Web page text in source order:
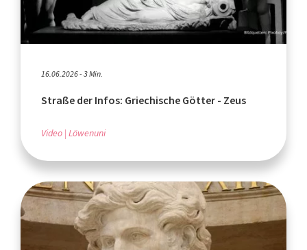
16.06.2026 - 3 Min.
Straße der Infos: Griechische Götter - Zeus
Video Löwenuni